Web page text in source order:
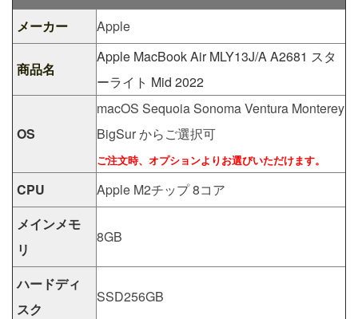
メーカー Apple
商品名
Apple MacBook Air MLY13J/A A2681 スタ
ーライト Mid 2022
OS
macOS Sequoia Sonoma Ventura Monterey
BigSur からご選択可
ご注文時、オプションよりお選びいただけます。
CPU
Apple M2チップ 8コア
メインメモ
リ
8GB
ハードディ
スク
SSD256GB